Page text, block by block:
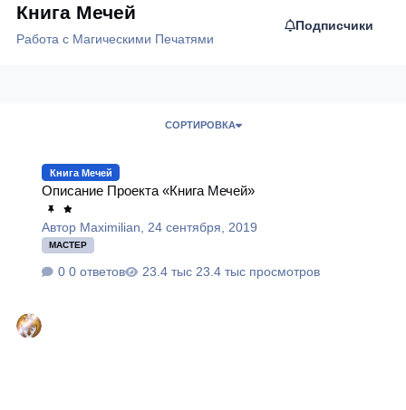
Книга Мечей
Работа с Магическими Печатями
Подписчики
СОРТИРОВКА
Книга Мечей
Описание Проекта «Книга Мечей»
Автор Maximilian 24 сентября, 2019
МАСТЕР
0 ответов 23.4 тыс просмотров